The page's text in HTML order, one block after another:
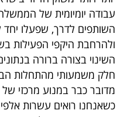
עבודה יומיומית של
השותפים לדרך, שפעלו יחד
ולהרחבת היקפי הפעילות
השינוי בצורה ברורה
חלק משמעותי מהתחלות
מדובר כבר במנוע מרכזי
כשאנחנו רואים עשרות אלפי